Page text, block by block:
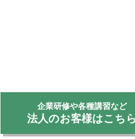
企業研修や各種講習など
法人のお客様はこちら